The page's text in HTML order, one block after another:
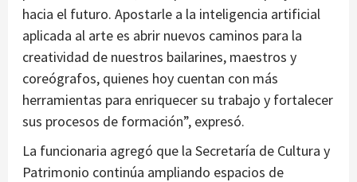
hacia el futuro. Apostarle a la inteligencia artificial
aplicada al arte es abrir nuevos caminos para la
creatividad de nuestros bailarines, maestros y
coreógrafos, quienes hoy cuentan con más
herramientas para enriquecer su trabajo y fortalecer
sus procesos de formación”, expresó.
La funcionaria agregó que la Secretaría de Cultura y
Patrimonio continúa ampliando espacios de